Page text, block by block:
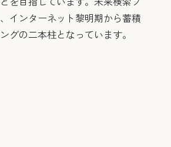
インターネット黎明期から蓄積
グの二本柱となっています。